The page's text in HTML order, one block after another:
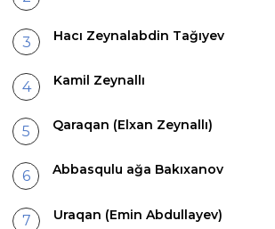
Hacı Zeynalabdin Tağıyev
Kamil Zeynallı
Qaraqan (Elxan Zeynallı)
Abbasqulu ağa Bakıxanov
Uraqan (Emin Abdullayev)